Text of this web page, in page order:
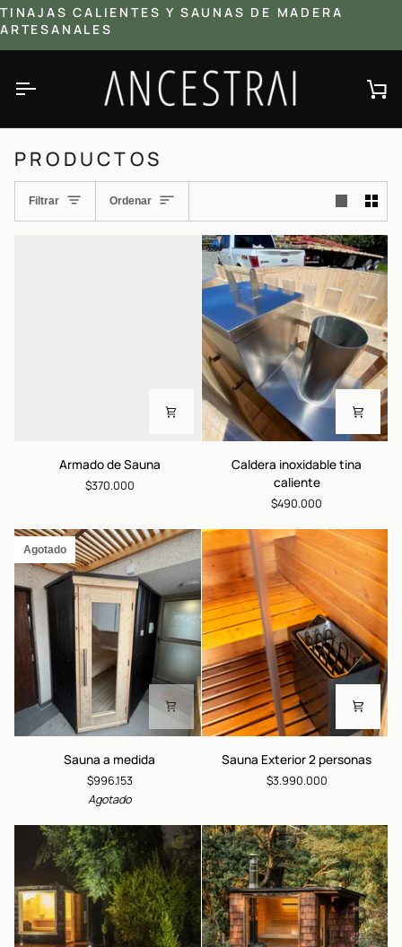
Ir
directamente
TINAJAS CALIENTES Y SAUNAS DE MADERA
ARTESANALES
PRODUCTOS
Filtrar ORDENAR
Ordenar
ArmadoArmado de Sauna
$370.000
Caldera
inoxidable
Caldera inoxidable tina
caliente
$490.000
Agotado
Sauna a medida
$996.153
Agotado
Exterior
Sauna Exterior 2 personas
$3.990.000